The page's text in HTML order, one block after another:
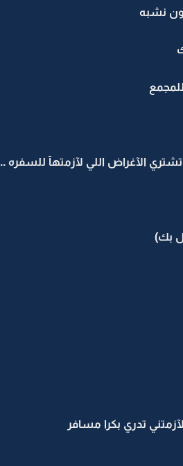
نشبه
الآغراض اللي لآزمتهآ للسفره ..
بك)
تدري بكرا مسافر